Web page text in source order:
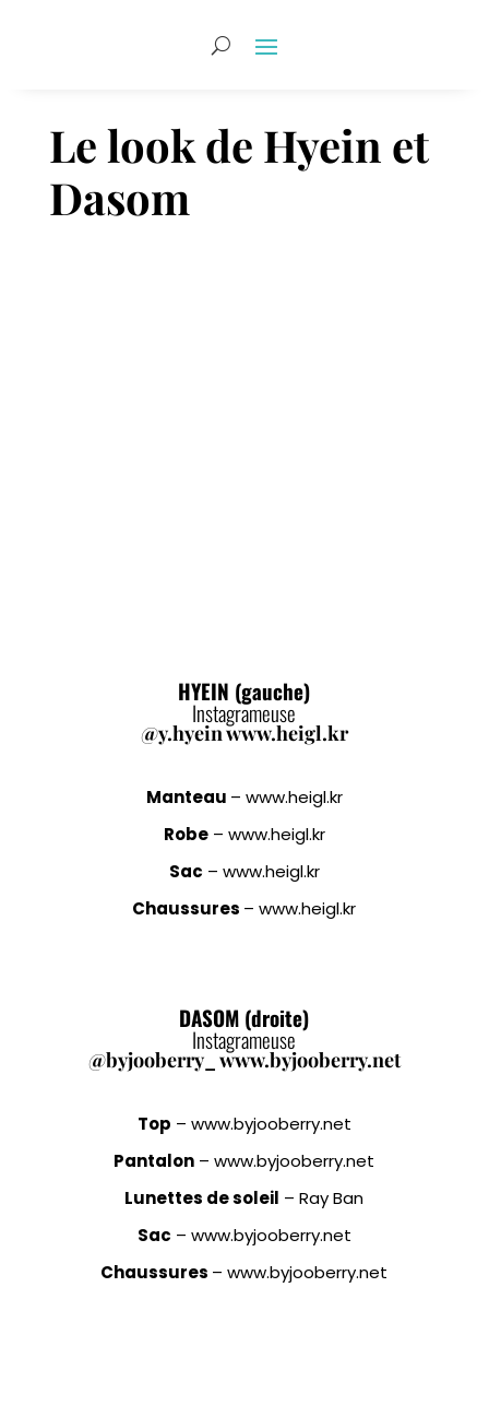
Le look de Hyein et
Dasom
HYEIN (gauche)
Instagrameuse
@y.hyein www.heigl.kr
Manteau – www.heigl.kr
Robe– www.heigl.kr
Sac – www.heigl.kr
Chaussures – www.heigl.kr
DASOM (droite)
Instagrameuse
@byjooberry_ www.byjooberry.net
Top – www.byjooberry.net
Pantalon – www.byjooberry.net
Lunettes de soleil – Ray Ban
Sac – www.byjooberry.net
Chaussures – www.byjooberry.net